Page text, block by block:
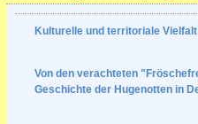
Kulturelle und territoriale
Von den verachteten
Geschichte der Hugenotten in